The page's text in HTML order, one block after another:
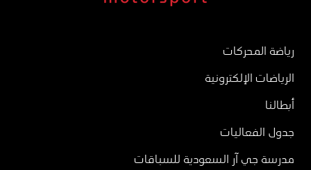
رياضة المحركات
الرياضات الإلكترونية
أبطالنا
جدول الفعاليات
مدرسة جي آر السعودية للسباقات